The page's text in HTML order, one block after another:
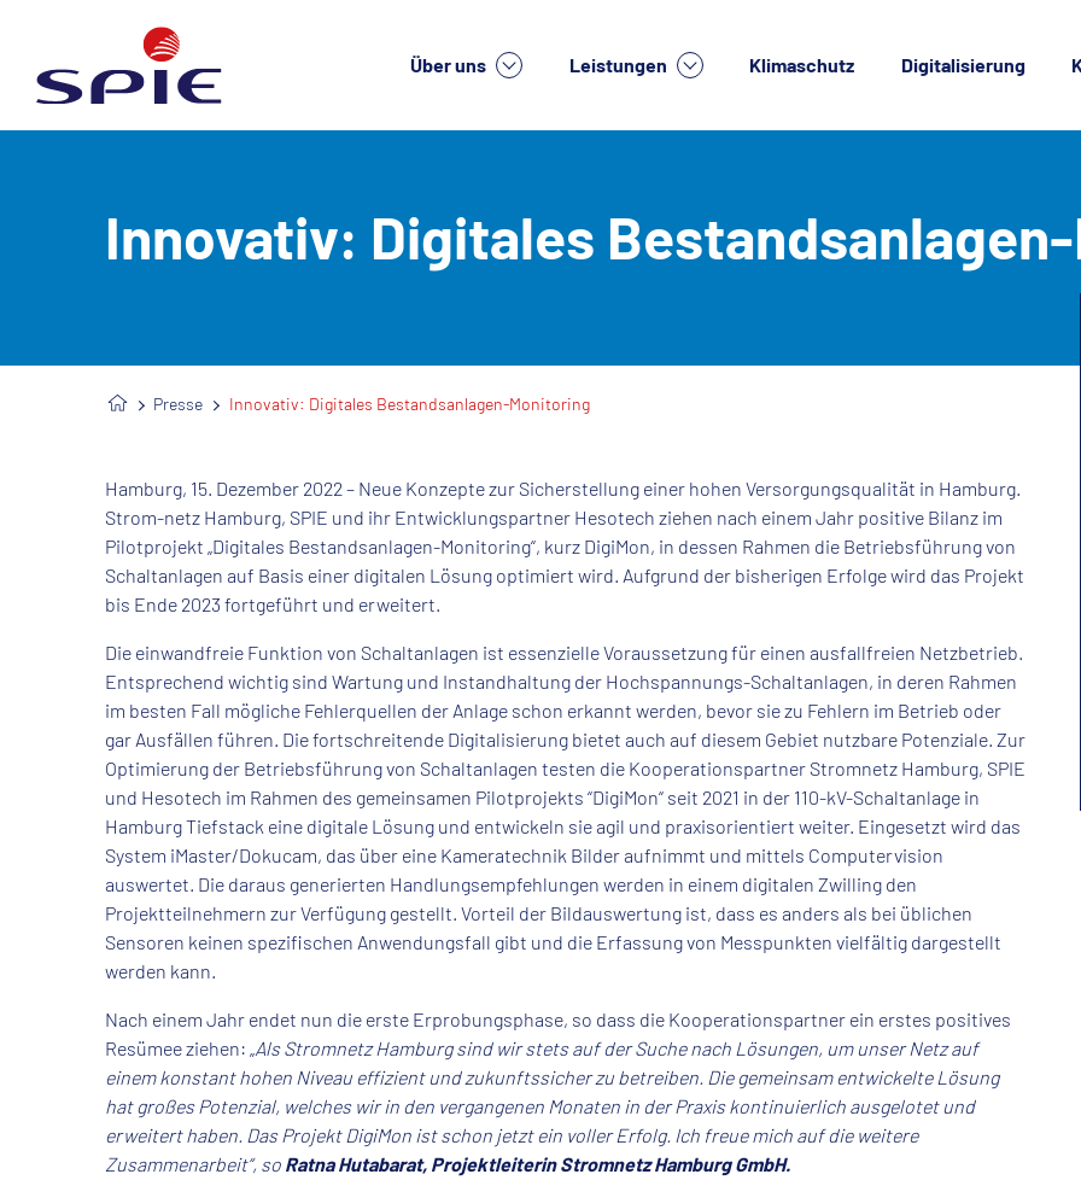
Über uns Leistungen Klimaschutz Digitalisierung
Innovativ: Digitales
Presse Innovativ: Digitales Bestandsanlagen-Monitoring
Hamburg, 15. Dezember 2022 – Neue Konzepte zur Sicherstellung einer hohen Versorgungsqualität in Hamburg.
Strom-netz Hamburg, SPIE und ihr Entwicklungspartner Hesotech ziehen nach einem Jahr positive Bilanz im
Pilotprojekt „Digitales Bestandsanlagen-Monitoring“, kurz DigiMon, in dessen Rahmen die Betriebsführung von
Schaltanlagen auf Basis einer digitalen Lösung optimiert wird. Aufgrund der bisherigen Erfolge wird das Projekt
bis Ende 2023 fortgeführt und erweitert.
Die einwandfreie Funktion von Schaltanlagen ist essenzielle Voraussetzung für einen ausfallfreien Netzbetrieb.
Entsprechend wichtig sind Wartung und Instandhaltung der Hochspannungs-Schaltanlagen, in deren Rahmen
im besten Fall mögliche Fehlerquellen der Anlage schon erkannt werden, bevor sie zu Fehlern im Betrieb oder
gar Ausfällen führen. Die fortschreitende Digitalisierung bietet auch auf diesem Gebiet nutzbare Potenziale. Zur
Optimierung der Betriebsführung von Schaltanlagen testen die Kooperationspartner Stromnetz Hamburg, SPIE
und Hesotech im Rahmen des gemeinsamen Pilotprojekts “DigiMon“ seit 2021 in der 110-kV-Schaltanlage in
Hamburg Tiefstack eine digitale Lösung und entwickeln sie agil und praxisorientiert weiter. Eingesetzt wird das
System iMaster/Dokucam, das über eine Kameratechnik Bilder aufnimmt und mittels Computervision
auswertet. Die daraus generierten Handlungsempfehlungen werden in einem digitalen Zwilling den
Projektteilnehmern zur Verfügung gestellt. Vorteil der Bildauswertung ist, dass es anders als bei üblichen
Sensoren keinen spezifischen Anwendungsfall gibt und die Erfassung von Messpunkten vielfältig dargestellt
werden kann.
Nach einem Jahr endet nun die erste Erprobungsphase, so dass die Kooperationspartner ein erstes positives
Resümee ziehen: „Als Stromnetz Hamburg sind wir stets auf der Suche nach Lösungen, um unser Netz auf
einem konstant hohen Niveau effizient und zukunftssicher zu betreiben. Die gemeinsam entwickelte Lösung
hat großes Potenzial, welches wir in den vergangenen Monaten in der Praxis kontinuierlich ausgelotet und
erweitert haben. Das Projekt DigiMon ist schon jetzt ein voller Erfolg. Ich freue mich auf die weitere
Zusammenarbeit“, so Ratna Hutabarat, Projektleiterin Stromnetz Hamburg GmbH.